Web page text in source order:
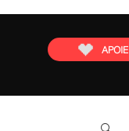
APOIE